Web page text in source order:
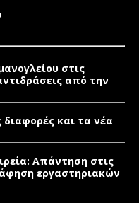
στις
από την
διαφορές και τα νέα
Απάντηση στις
εργαστηριακών